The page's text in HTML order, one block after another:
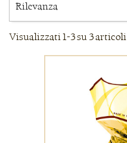
Rilevanza
Visualizzati 1-3 su 3 articoli